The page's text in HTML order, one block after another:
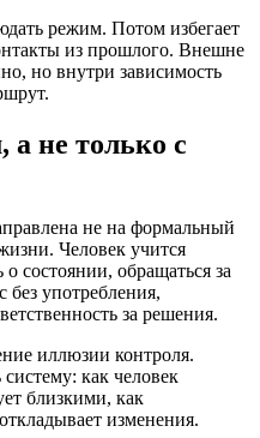
режим. Потом избегает
из прошлого. Внешне
но внутри зависимость
а не только с
не на формальный
Человек учится
состоянии, обращаться за
без употребления,
за решения.
иллюзии контроля.
как человек
близкими, как
изменения.